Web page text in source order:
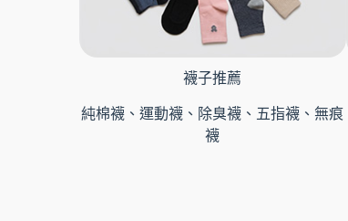
襪子推薦
純棉襪、運動襪、除臭襪、五指襪、無痕
襪